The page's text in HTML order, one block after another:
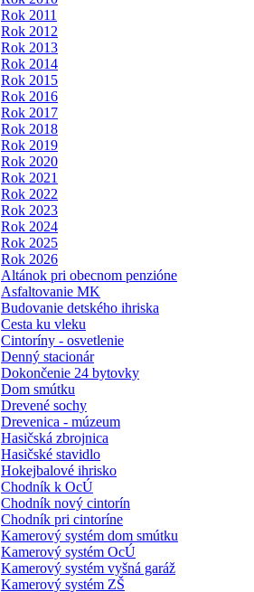
Rok 2011
Rok 2012
Rok 2013
Rok 2014
Rok 2015
Rok 2016
Rok 2017
Rok 2018
Rok 2019
Rok 2020
Rok 2021
Rok 2022
Rok 2023
Rok 2024
Rok 2025
Rok 2026
Altánok pri obecnom penzióne
Asfaltovanie MK
Budovanie detského ihriska
Cesta ku vleku
Cintoríny - osvetlenie
Denný stacionár
Dokončenie 24 bytovky
Dom smútku
Drevené sochy
Drevenica - múzeum
Hasičská zbrojnica
Hasičské stavidlo
Hokejbalové ihrisko
Chodník k OcÚ
Chodník nový cintorín
Chodník pri cintoríne
Kamerový systém dom smútku
Kamerový systém OcÚ
Kamerový systém vyšná garáž
Kamerový systém ZŠ